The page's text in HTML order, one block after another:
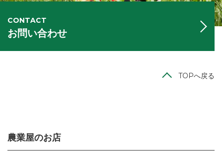
CONTACT
お問い合わせ
TOPへ戻る
農業屋のお店